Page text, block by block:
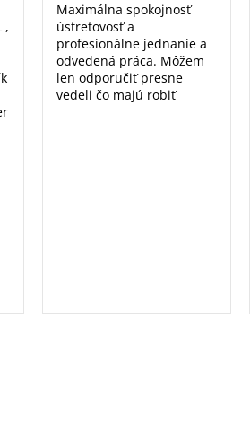
,
Maximálna spokojnosť
ústretovosť a
profesionálne jednanie a
odvedená práca. Môžem
len odporučiť presne
vedeli čo majú robiť